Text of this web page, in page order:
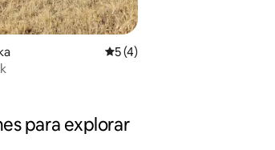
Calificación promedio: 5 de 5, 4
5 (4)
para explorar